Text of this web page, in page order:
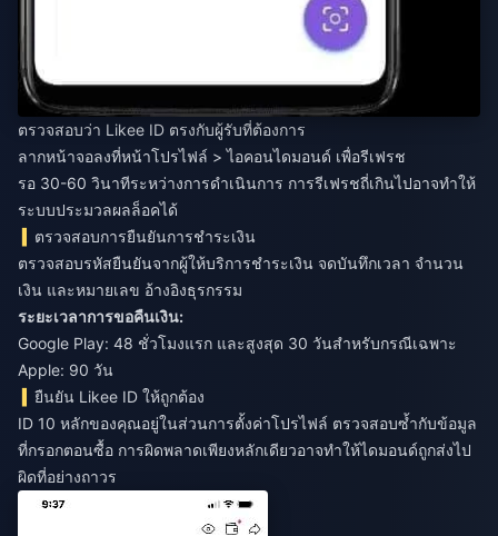
ตรวจสอบว่า Likee ID ตรงกับผู้รับที่ต้องการ
ลากหน้าจอลงที่หน้าโปรไฟล์ > ไอคอนไดมอนด์ เพื่อรีเฟรช
รอ 30-60 วินาทีระหว่างการดำเนินการ การรีเฟรชถี่เกินไปอาจทำให้
ระบบประมวลผลล็อคได้
ตรวจสอบการยืนยันการชำระเงิน
ตรวจสอบรหัสยืนยันจากผู้ให้บริการชำระเงิน จดบันทึกเวลา จำนวน
เงิน และหมายเลข อ้างอิงธุรกรรม
ระยะเวลาการขอคืนเงิน:
Google Play: 48 ชั่วโมงแรก และสูงสุด 30 วันสำหรับกรณีเฉพาะ
Apple: 90 วัน
ยืนยัน Likee ID ให้ถูกต้อง
ID 10 หลักของคุณอยู่ในส่วนการตั้งค่าโปรไฟล์ ตรวจสอบซ้ำกับข้อมูล
ที่กรอกตอนซื้อ การผิดพลาดเพียงหลักเดียวอาจทำให้ไดมอนด์ถูกส่งไป
ผิดที่อย่างถาวร